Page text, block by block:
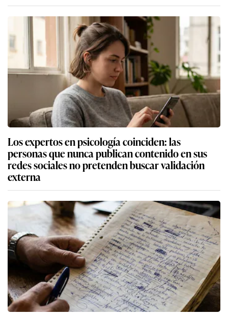
Los expertos en psicología coinciden: las
personas que nunca publican contenido en sus
redes sociales no pretenden buscar validación
externa